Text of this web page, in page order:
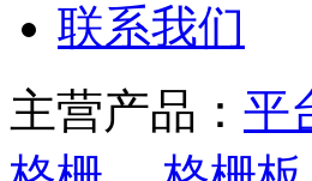
联系我们
主营产品： 平